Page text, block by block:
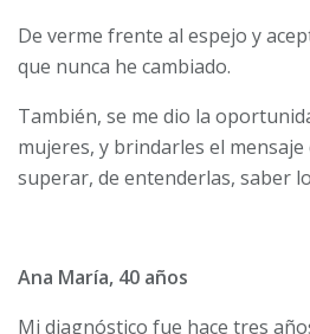
De verme frente al espejo y
que nunca he cambiado.
También, se me dio la
mujeres, y brindarles el
superar, de entenderlas, saber
Ana María, 40 años
Mi diagnóstico fue hace tres